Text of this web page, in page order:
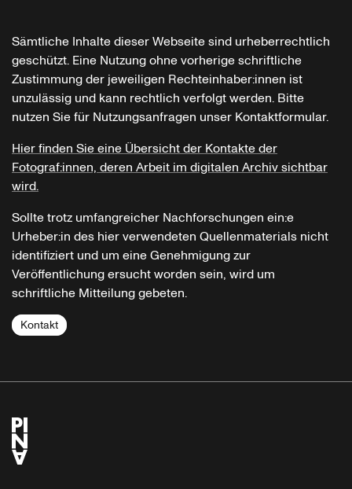
Sämtliche Inhalte dieser Webseite sind urheberrechtlich
geschützt. Eine Nutzung ohne vorherige schriftliche
Zustimmung der jeweiligen Rechteinhaber:innen ist
unzulässig und kann rechtlich verfolgt werden. Bitte
nutzen Sie für Nutzungsanfragen unser Kontaktformular.
Hier finden Sie eine Übersicht der Kontakte der
Fotograf:innen, deren Arbeit im digitalen Archiv sichtbar
wird.
Sollte trotz umfangreicher Nachforschungen ein:e
Urheber:in des hier verwendeten Quellenmaterials nicht
identifiziert und um eine Genehmigung zur
Veröffentlichung ersucht worden sein, wird um
schriftliche Mitteilung gebeten.
Kontakt